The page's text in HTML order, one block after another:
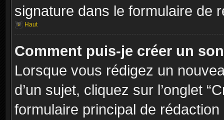
signature dans le formulaire de
Haut
Comment puis-je créer un
Lorsque vous rédigez un
d’un sujet, cliquez sur l’onglet
formulaire principal de